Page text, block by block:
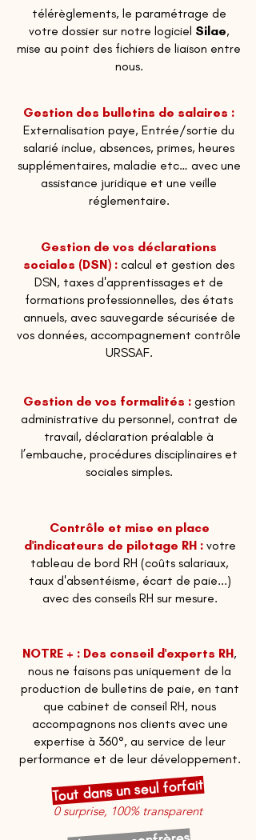
télérèglements, le paramétrage de
votre dossier sur notre logiciel Silae,
mise au point des fichiers de liaison entre
nous.
Gestion des bulletins de salaires :
Externalisation paye, Entrée/sortie du
salarié inclue, absences, primes, heures
supplémentaires, maladie etc… avec une
assistance juridique et une veille
réglementaire.
Gestion de vos déclarations
sociales (DSN) : calcul et gestion des
DSN, taxes d'apprentissages et de
formations professionnelles, des états
annuels, avec sauvegarde sécurisée de
vos données, accompagnement contrôle
URSSAF.
Gestion de vos formalités :gestion
administrative du personnel, contrat de
travail, déclaration préalable à
l’embauche, procédures disciplinaires et
sociales simples.
Contrôle et mise en place
d'indicateurs de pilotage RH : votre
tableau de bord RH (coûts salariaux,
taux d'absentéisme, écart de paie...)
avec des conseils RH sur mesure.
NOTRE + : Des conseil d'experts RH,
nous ne faisons pas uniquement de la
production de bulletins de paie, en tant
que cabinet de conseil RH, nous
accompagnons nos clients avec une
expertise à 360°, au service de leur
performance et de leur développement.
Tout dans un seul forfait
0 surprise, 100% transparent